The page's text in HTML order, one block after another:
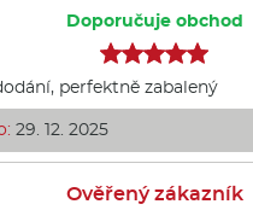
Doporučuje obchod
perfektně zabalený
29. 12. 2025
Ověřený zákazník